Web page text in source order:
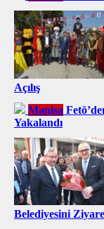
Açılış
Manisa
Yakalandı
Belediyesini